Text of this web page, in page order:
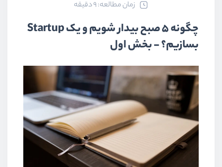
ﺯﻣﺎﻥ ﻣﻄﺎﻟﻌﻪ: 9 دقیقه
چگونه 5 صبح بیدار شویم و یک Startup
بسازیم؟ - بخش اول